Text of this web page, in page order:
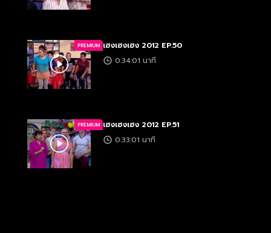
PREMIUM เฮงเฮงเฮง 2012 EP.50
0:34:01 นาที
PREMIUM เฮงเฮงเฮง 2012 EP.51
0:33:01 นาที